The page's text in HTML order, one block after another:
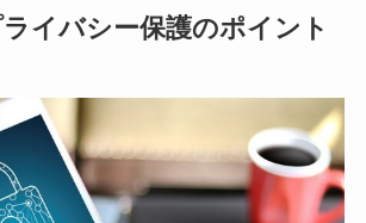
イバシー保護のポイント